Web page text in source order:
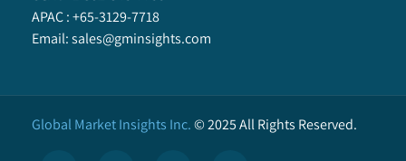
APAC :+65-3129-7718
Email:sales@gminsights.com
Global Market Insights Inc.©2025All Rights Reserved.